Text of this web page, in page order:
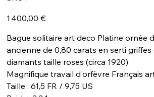
1 400,00 €
Bague solitaire art deco Platine ornée
ancienne de 0,80 carats en serti griffes
diamants taille roses (circa 1920)
Magnifique travail d'orfèvre Français
Taille : 61,5 FR / 9,75 US